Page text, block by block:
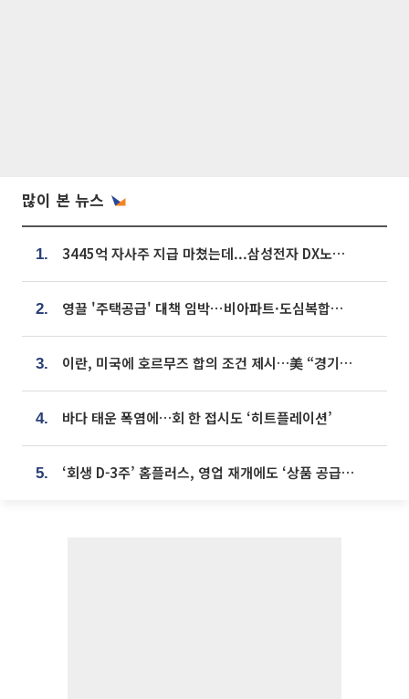
많이 본 뉴스
1. 3445억 자사주 지급 마쳤는데...삼성전자 DX노조, 뒤늦은 '떼쓰기 집회'
2. 영끌 '주택공급' 대책 임박⋯비아파트·도심복합까지 총동원
3. 이란, 미국에 호르무즈 합의 조건 제시…美 “경기 아직 안 끝나” [종합]
4. 바다 태운 폭염에…회 한 접시도 ‘히트플레이션’
5. ‘회생 D-3주’ 홈플러스, 영업 재개에도 ‘상품 공급망’ 복구가 생존 관건